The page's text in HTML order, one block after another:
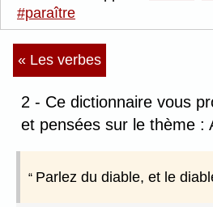
#paraître
« Les verbes
2 - Ce dictionnaire vous
et pensées sur le thème :
Parlez du diable, et le